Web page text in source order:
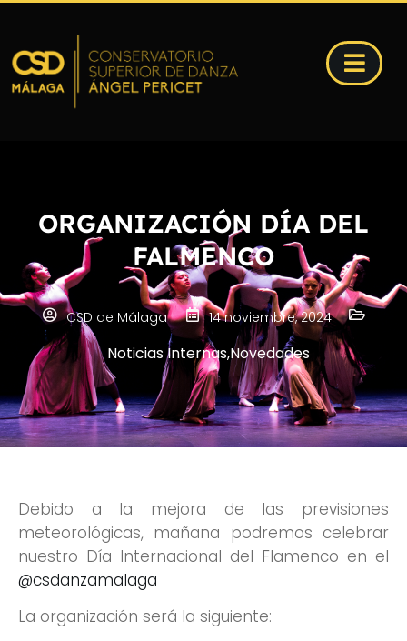
ORGANIZACIÓN DÍA DEL
FALMENCO
CSD de Málaga 14 noviembre, 2024
Noticias Internas,Novedades
Debido a la mejora de las previsiones
meteorológicas, mañana podremos celebrar
nuestro Día Internacional del Flamenco en el
@csdanzamalaga
La organización será la siguiente: